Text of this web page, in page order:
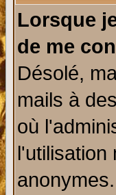
Lorsque
de me
Désolé,
mails à
où
l'utilisation
anonymes.